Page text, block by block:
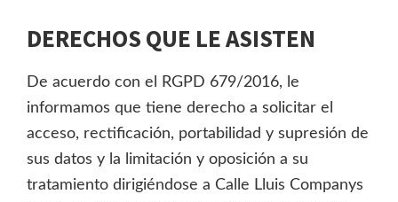
DERECHOS QUE LE ASISTEN
De acuerdo con el RGPD 679/2016, le
informamos que tiene derecho a solicitar el
acceso, rectificación, portabilidad y supresión de
sus datos y la limitación y oposición a su
tratamiento dirigiéndose a Calle Lluis Companys